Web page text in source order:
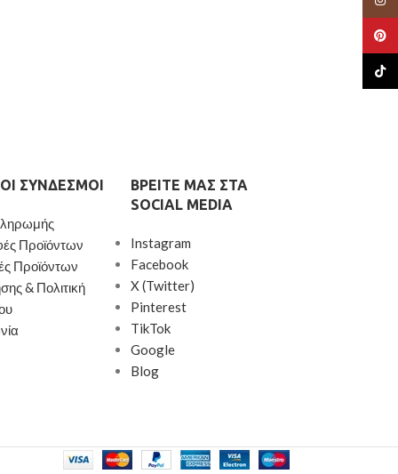
ΣΎΝΔΕΣΜΟΙ
Προϊόντων
Προϊόντων
& Πολιτική
ΒΡΕΊΤΕ ΜΑΣ ΣΤΑ
SOCIAL MEDIA
Instagram
Facebook
X (Twitter)
Pinterest
TikTok
Google
Blog